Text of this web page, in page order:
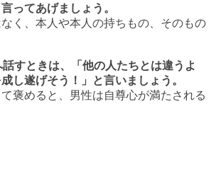
ってあげましょう。
く、本人や本人の持ちもの、そのもの
すときは、「他の人たちとは違うよ
し遂げそう！」と言いましょう。
褒めると、男性は自尊心が満たされる